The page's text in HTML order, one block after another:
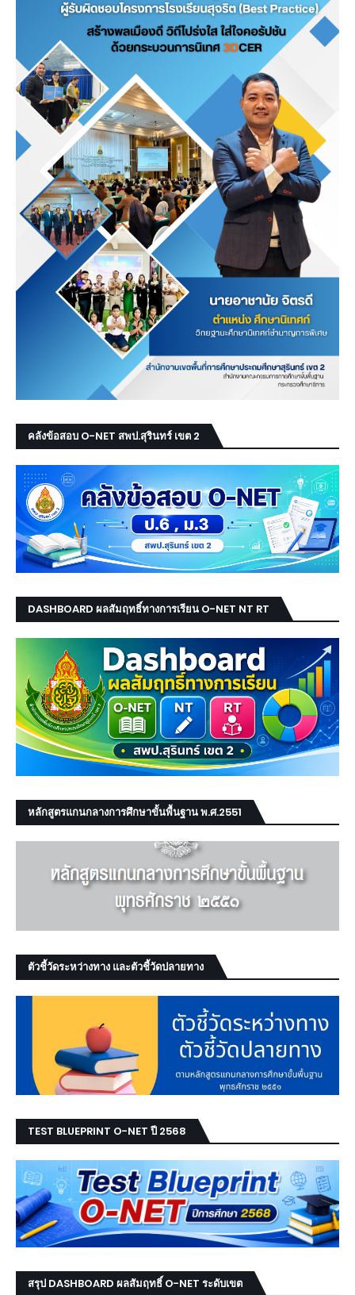
คลังข้อสอบ O-NET สพป.สุรินทร์ เขต 2
DASHBOARD ผลสัมฤทธิ์ทางการเรียน O-NET NT RT
หลักสูตรแกนกลางการศึกษาขั้นพื้นฐาน พ.ศ.2551
ตัวชี้วัดระหว่างทาง และตัวชี้วัดปลายทาง
TEST BLUEPRINT O-NET ปี 2568
สรุป DASHBOARD ผลสัมฤทธิ์ O-NET ระดับเขต